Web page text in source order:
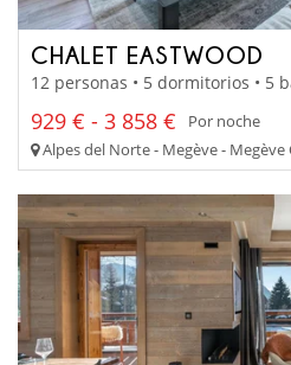
CHALET EASTWOOD
12 personas • 5 dormitorios • 5
929 € - 3 858 €
Por noche
Alpes del Norte - Megève - Megève